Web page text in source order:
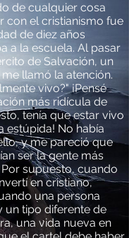
de cualquier cosa
con el cristianismo fue
de diez años
a la escuela. Al pasar
de Salvación, un
llamó la atención.
vivo?" ¡Pensé
más ridícula de
tenía que estar vivo
estúpida! No había
y me pareció que
ser la gente más
supuesto, cuando
en cristiano,
una persona
un tipo diferente de
una vida nueva en